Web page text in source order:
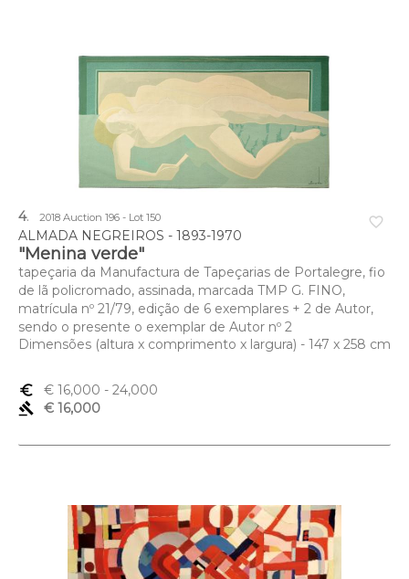
favorite_border
4. 2018 Auction 196 - Lot 150
ALMADA NEGREIROS - 1893-1970
"Menina verde"
tapeçaria da Manufactura de Tapeçarias de Portalegre, fio
de lã policromado, assinada, marcada TMP G. FINO,
matrícula nº 21/79, edição de 6 exemplares + 2 de Autor,
sendo o presente o exemplar de Autor nº 2
Dimensões (altura x comprimento x largura) - 147 x 258 cm
euro_symbol € 16,000 - 24,000
gavel
€ 16,000